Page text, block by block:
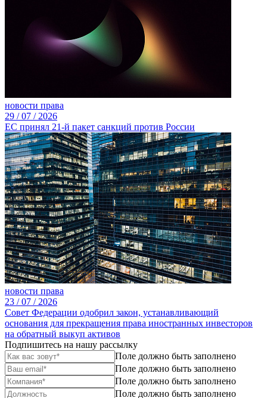
новости права
29 /07 / 2026
ЕС принял 21-й пакет санкций против России
новости права
23 /07 / 2026
Совет Федерации одобрил закон, устанавливающий
основания для прекращения права иностранных инвесторов
на обратный выкуп активов
Подпишитесь на нашу рассылку
Поле должно быть заполнено
Поле должно быть заполнено
Поле должно быть заполнено
Поле должно быть заполнено